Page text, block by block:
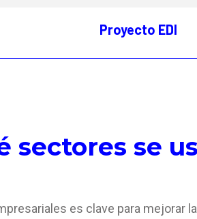
Proyecto EDI
sectores se
es clave para mejorar